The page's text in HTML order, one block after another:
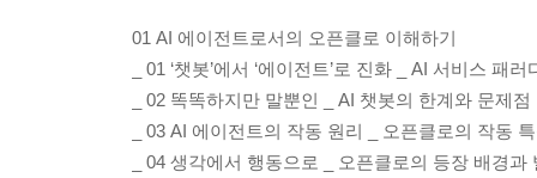
01 AI 에이전트로서의 오픈클로 이해하기
_ 01 ‘챗봇’에서 ‘에이전트’로 진화 _ AI 서비스 패
_ 02 똑똑하지만 말뿐인 _ AI 챗봇의 한계와 문제점
_ 03 AI 에이전트의 작동 원리 _ 오픈클로의 작동
_ 04 생각에서 행동으로 _ 오픈클로의 등장 배경과